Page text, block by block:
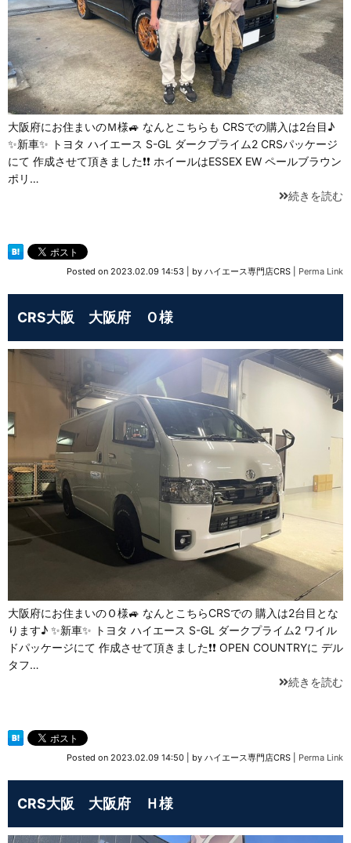
大阪府にお住まいのＭ様🚙 なんとこちらも CRSでの購入は2台目♪
✨新車✨ トヨタ ハイエース S-GL ダークプライム2 CRSパッケージ
にて 作成させて頂きました❗❗ ホイールはESSEX EW ペールブラウン
ポリ…
続きを読む
Posted on 2023.02.09 14:53 by ハイエース専門店CRS Perma Link
CRS大阪 大阪府 Ｏ様
大阪府にお住まいのＯ様🚙 なんとこちらCRSでの 購入は2台目とな
ります♪ ✨新車✨ トヨタ ハイエース S-GL ダークプライム2 ワイル
ドパッケージにて 作成させて頂きました❗❗ OPEN COUNTRYに デル
タフ…
続きを読む
Posted on 2023.02.09 14:50 by ハイエース専門店CRS Perma Link
CRS大阪 大阪府 Ｈ様